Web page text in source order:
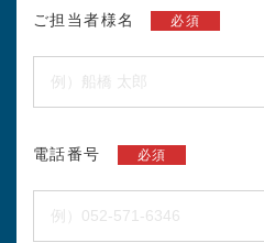
ご担当者様名 必須
電話番号 必須